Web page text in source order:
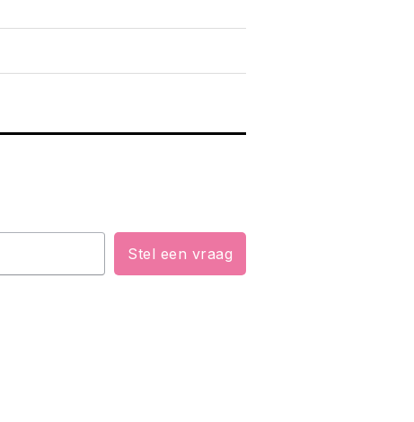
Stel een vraag